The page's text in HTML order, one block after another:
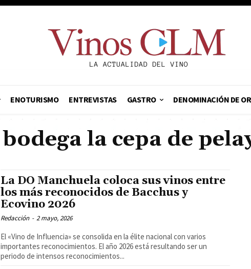
ENOTURISMO ENTREVISTAS GASTRO DENOMINACIÓN DE
bodega la cepa de
La DO Manchuela coloca sus vinos entre
los más reconocidos de Bacchus y
Ecovino 2026
Redacción - 2 mayo, 2026
El «Vino de Influencia» se consolida en la élite nacional con varios
importantes reconocimientos. El año 2026 está resultando ser un
periodo de intensos reconocimientos...